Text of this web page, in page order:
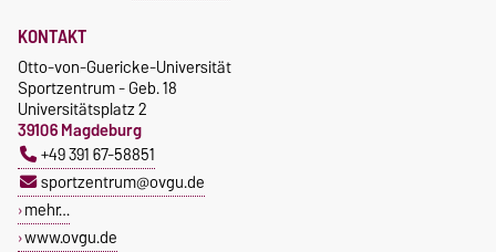
KONTAKT
Otto-von-Guericke-Universität
Sportzentrum - Geb. 18
Universitätsplatz 2
39106 Magdeburg
+49 391 67-58851
sportzentrum@ovgu.de
mehr…
www.ovgu.de